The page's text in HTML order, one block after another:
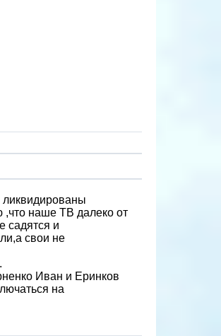
ликвидированы
,что наше ТВ далеко от
садятся и
свои не
Иван и Еринков
на